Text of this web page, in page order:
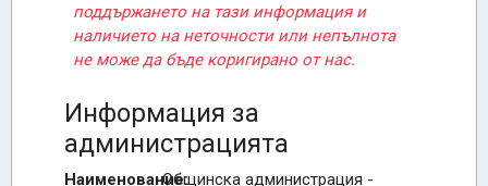
поддържането на тази информация и
наличието на неточности или непълнота
не може да бъде коригирано от нас.
Информация за
администрацията
Наименование:Общинска администрация -